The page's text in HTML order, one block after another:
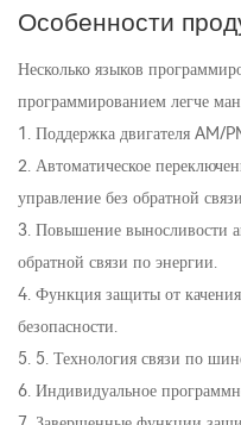
Особенности
Несколько языков
программированием легче
1. Поддержка двигателя AM/
2. Автоматическое
управление без обратной
3. Повышение выносливости
обратной связи по энергии.
4. Функция защиты от
безопасности.
5. 5. Технология связи по
6. Индивидуальное